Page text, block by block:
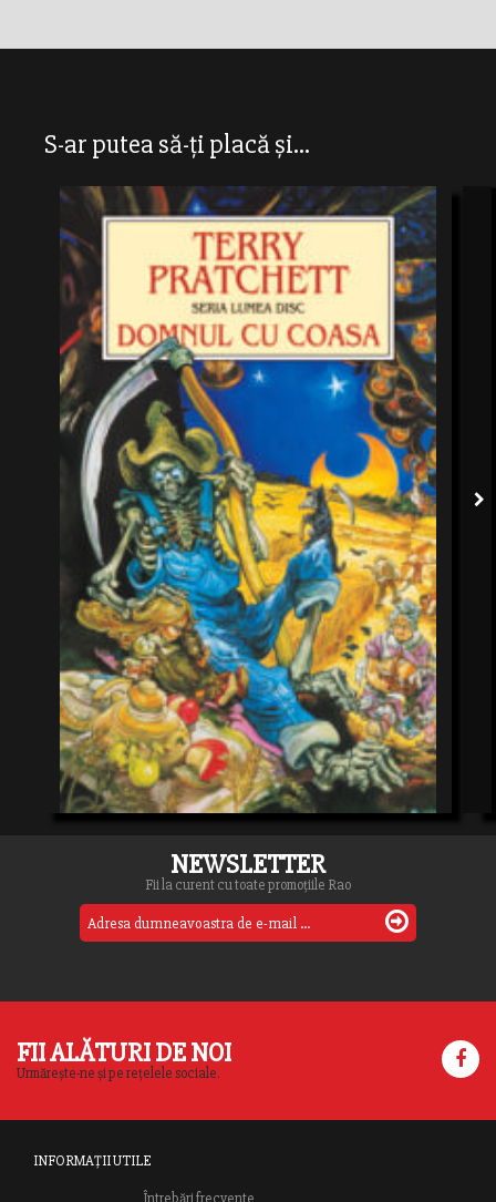
S-ar putea să-ți placă și...
NEWSLETTER
Fii la curent cu toate promoțiile Rao
FII ALĂTURI DE NOI
Urmărește-ne și pe rețelele sociale.
INFORMAȚII UTILE
Întrebări frecvente